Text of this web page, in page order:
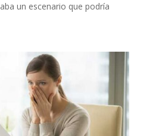
un escenario que podría